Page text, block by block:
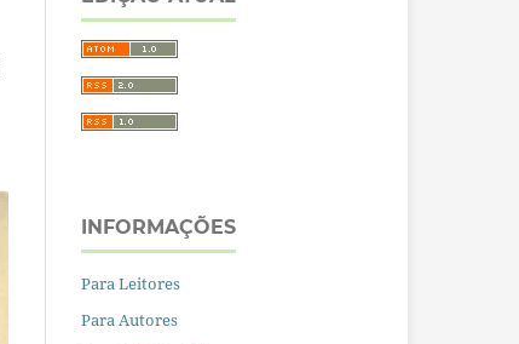
INFORMAÇÕES
Para Leitores
Para Autores